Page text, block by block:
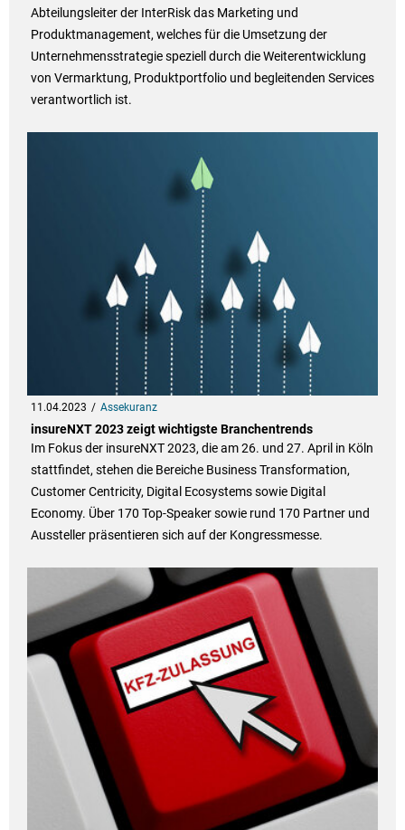
Abteilungsleiter der InterRisk das Marketing und
Produktmanagement, welches für die Umsetzung der
Unternehmensstrategie speziell durch die Weiterentwicklung
von Vermarktung, Produktportfolio und begleitenden Services
verantwortlich ist.
11.04.2023 Assekuranz
insureNXT 2023 zeigt wichtigste Branchentrends
Im Fokus der insureNXT 2023, die am 26. und 27. April in Köln
stattfindet, stehen die Bereiche Business Transformation,
Customer Centricity, Digital Ecosystems sowie Digital
Economy. Über 170 Top-Speaker sowie rund 170 Partner und
Aussteller präsentieren sich auf der Kongressmesse.